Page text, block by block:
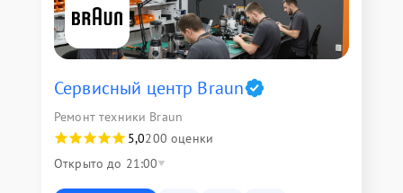
Сервисный центр Braun
Ремонт техники Braun
5,0200 оценки
Открыто до 21:00